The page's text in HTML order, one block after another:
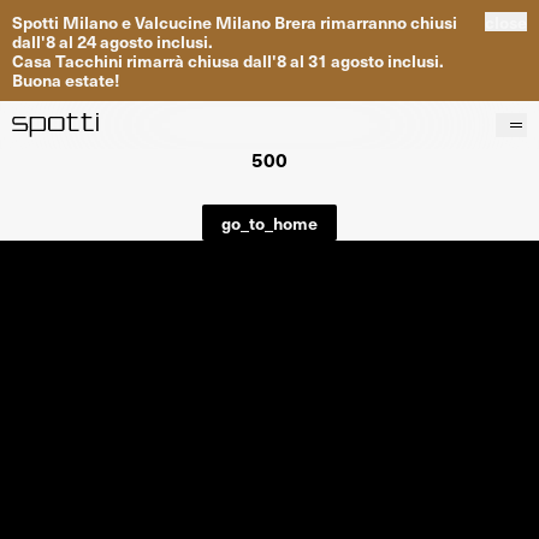
Spotti MilanoeValcucine Milano Brera rimarrannochiusi
dall'8al 24agosto inclusi.
Casa Tacchini rimarrà chiusa dall'8al 31 agosto inclusi.
Buona estate!
Progetti
500
go_to_home